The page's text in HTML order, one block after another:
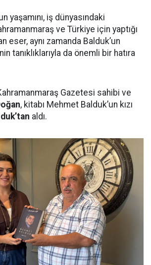
yaşamını, iş dünyasındaki
ve Türkiye için yaptığı
eser, aynı zamanda Balduk’un
tanıklıklarıyla da önemli bir hatıra
Gazetesi sahibi ve
, kitabı Mehmet Balduk’un kızı
aldı.